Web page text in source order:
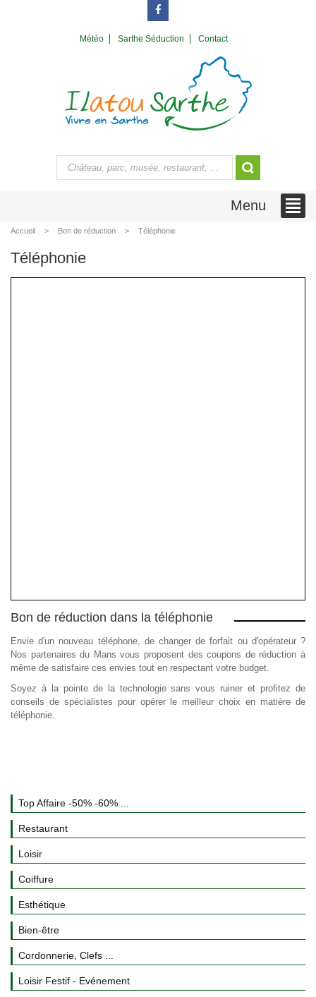
Météo Sarthe Séduction Contact
Menu
Accueil Bon de réduction Téléphonie
Téléphonie
Bon de réduction dans la téléphonie
Envie d'un nouveau téléphone, de changer de forfait ou d'opérateur ?
Nos partenaires du Mans vous proposent des coupons de réduction à
même de satisfaire ces envies tout en respectant votre budget.
Soyez à la pointe de la technologie sans vous ruiner et profitez de
conseils de spécialistes pour opérer le meilleur choix en matière de
téléphonie.
Top Affaire -50% -60% ...
Restaurant
Loisir
Coiffure
Esthétique
Bien-être
Cordonnerie, Clefs ...
Loisir Festif - Evénement